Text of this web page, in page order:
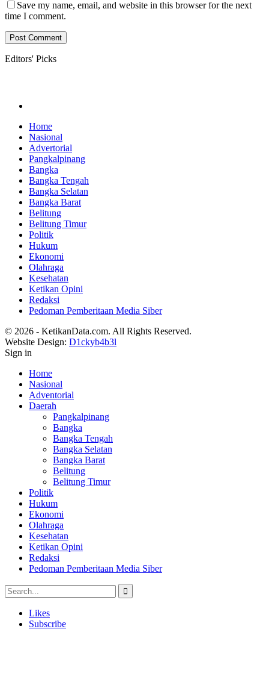
Save my name, email, and website in this browser for the next
time I comment.
Editors' Picks
Home
Nasional
Advertorial
Pangkalpinang
Bangka
Bangka Tengah
Bangka Selatan
Bangka Barat
Belitung
Belitung Timur
Politik
Hukum
Ekonomi
Olahraga
Kesehatan
Ketikan Opini
Redaksi
Pedoman Pemberitaan Media Siber
© 2026 - KetikanData.com. All Rights Reserved.
Website Design: D1ckyb4b3l
Sign in
Home
Nasional
Adventorial
Daerah
Pangkalpinang
Bangka
Bangka Tengah
Bangka Selatan
Bangka Barat
Belitung
Belitung Timur
Politik
Hukum
Ekonomi
Olahraga
Kesehatan
Ketikan Opini
Redaksi
Pedoman Pemberitaan Media Siber
Likes
Subscribe